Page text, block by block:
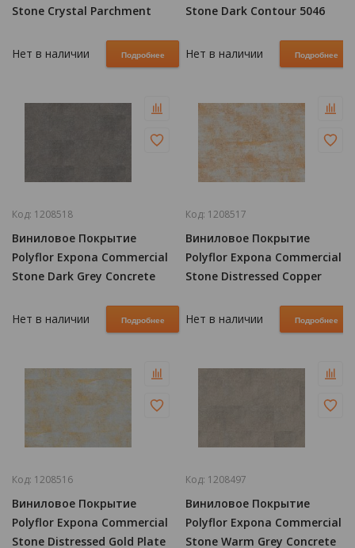
Stone Crystal Parchment
Нет в наличии
Подробнее
Stone Dark Contour 5046
Нет в наличии Подробнее
Код: 1208518
Виниловое Покрытие
Polyflor Expona Commercial
Stone Dark Grey Concrete
Нет в наличии
Подробнее
Код: 1208517
Виниловое Покрытие
Polyflor Expona Commercial
Stone Distressed Copper
Нет в наличии
Подробнее
Код: 1208516
Виниловое Покрытие
Polyflor Expona Commercial
Stone Distressed Gold Plate
Код: 1208497
Виниловое Покрытие
Polyflor Expona Commercial
Stone Warm Grey Concrete